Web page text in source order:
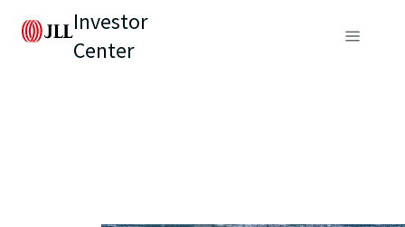
Investor
Center